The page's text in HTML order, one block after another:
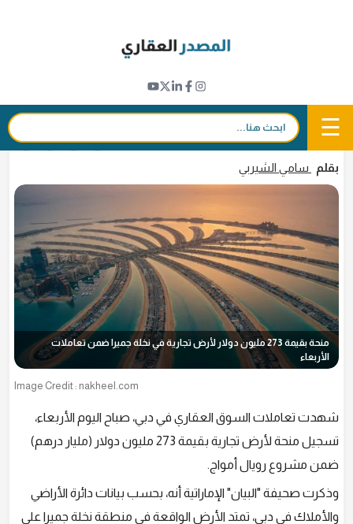
☰ بحث:
دولار في نخلة جميرا بدبي
1 أبريل 2026 - 12:41 f
𝕏
in
بقلم سامي الشيربي
منحة بقيمة 273 مليون دولار لأرض تجارية في نخلة جميرا ضمن تعاملات
الأربعاء
Image Credit : nakheel.com
شهدت تعاملات السوق العقاري في دبي، صباح اليوم الأربعاء،
تسجيل منحة لأرض تجارية بقيمة 273 مليون دولار (مليار درهم)
ضمن مشروع رويال أمواج.
وذكرت صحيفة "البيان" الإماراتية أنه، بحسب بيانات دائرة الأراضي
والأملاك في دبي، تمتد الأرض الواقعة في منطقة نخلة جميرا على